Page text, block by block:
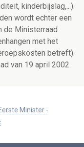
kinderbijslag,...).
wordt echter een
de Ministerraad
met het
betreft).
van 19 april 2002.
Minister -